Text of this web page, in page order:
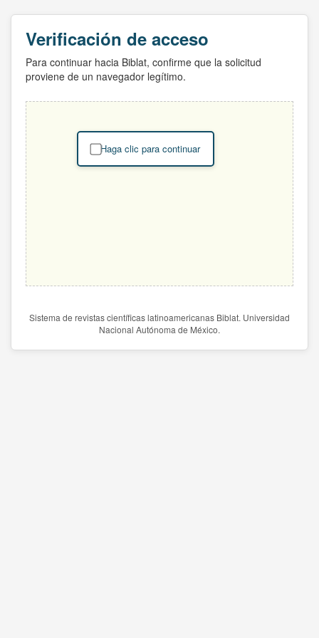
Verificación de acceso
Para continuar hacia Biblat, confirme que la solicitud
proviene de un navegador legítimo.
Haga clic para continuar
Sistema de revistas científicas latinoamericanas Biblat. Universidad
Nacional Autónoma de México.